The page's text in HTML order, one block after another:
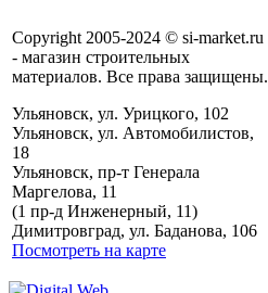
Copyright 2005-2024 © si-market.ru
- магазин строительных
материалов. Все права защищены.
Ульяновск, ул. Урицкого, 102
Ульяновск, ул. Автомобилистов,
18
Ульяновск, пр-т Генерала
Маргелова, 11
(1 пр-д Инженерный, 11)
Димитровград, ул. Баданова, 106
Посмотреть на карте